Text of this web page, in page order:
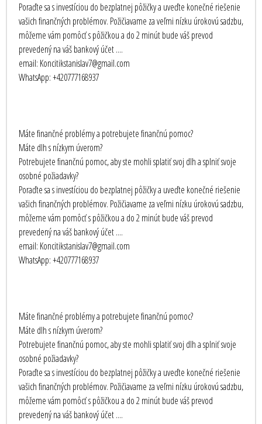
Poraďte sa s investíciou do bezplatnej pôžičky a uveďte konečné riešenie
vašich finančných problémov. Požičiavame za veľmi nízku úrokovú sadzbu,
môžeme vám pomôcť s pôžičkou a do 2 minút bude váš prevod
prevedený na váš bankový účet ....
email: Koncitikstanislav7@gmail.com
WhatsApp: +420777168937
Máte finančné problémy a potrebujete finančnú pomoc?
Máte dlh s nízkym úverom?
Potrebujete finančnú pomoc, aby ste mohli splatiť svoj dlh a splniť svoje
osobné požiadavky?
Poraďte sa s investíciou do bezplatnej pôžičky a uveďte konečné riešenie
vašich finančných problémov. Požičiavame za veľmi nízku úrokovú sadzbu,
môžeme vám pomôcť s pôžičkou a do 2 minút bude váš prevod
prevedený na váš bankový účet ....
email: Koncitikstanislav7@gmail.com
WhatsApp: +420777168937
Máte finančné problémy a potrebujete finančnú pomoc?
Máte dlh s nízkym úverom?
Potrebujete finančnú pomoc, aby ste mohli splatiť svoj dlh a splniť svoje
osobné požiadavky?
Poraďte sa s investíciou do bezplatnej pôžičky a uveďte konečné riešenie
vašich finančných problémov. Požičiavame za veľmi nízku úrokovú sadzbu,
môžeme vám pomôcť s pôžičkou a do 2 minút bude váš prevod
prevedený na váš bankový účet ....